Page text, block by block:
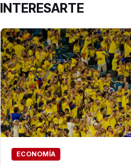
INTERESARTE
ECONOMÍA